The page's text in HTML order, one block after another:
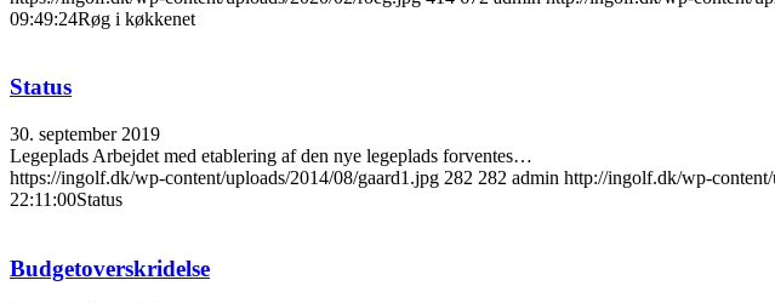
09:49:24Røg i køkkenet
Status
30. september 2019
Legeplads Arbejdet med etablering af den nye legeplads forventes…
https://ingolf.dk/wp-content/uploads/2014/08/gaard1.jpg 282 282 admin http://ingolf.dk/wp-
22:11:00Status
Budgetoverskridelse